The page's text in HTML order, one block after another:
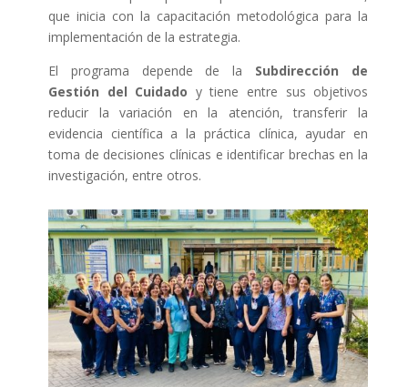
que inicia con la capacitación metodológica para la
implementación de la estrategia.
El programa depende de la Subdirección de
Gestión del Cuidado y tiene entre sus objetivos
reducir la variación en la atención, transferir la
evidencia científica a la práctica clínica, ayudar en
toma de decisiones clínicas e identificar brechas en la
investigación, entre otros.